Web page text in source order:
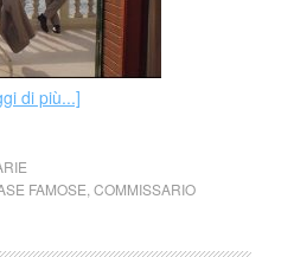
di più...]
FAMOSE COMMISSARIO